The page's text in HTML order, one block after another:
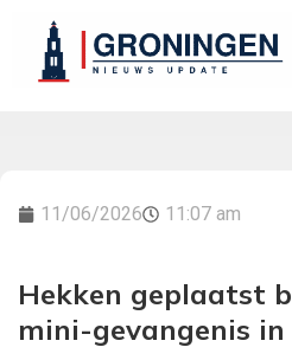
11/06/2026 11:07 am
Hekken geplaatst
mini-gevangenis in